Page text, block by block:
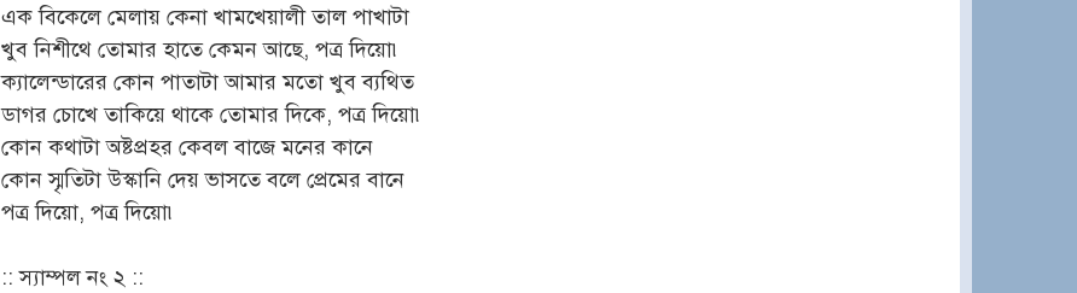
এক বিকেলে মেলায় কেনা খামখেয়ালী তাল পাখাটা
খুব নিশীথে তোমার হাতে কেমন আছে, পত্র দিয়ো৷
ক্যালেন্ডারের কোন পাতাটা আমার মতো খুব ব্যথিত
ডাগর চোখে তাকিয়ে থাকে তোমার দিকে, পত্র দিয়ো৷
কোন কথাটা অষ্টপ্রহর কেবল বাজে মনের কানে
কোন স্মৃতিটা উস্কানি দেয় ভাসতে বলে প্রেমের বানে
পত্র দিয়ো, পত্র দিয়ো৷
:: স্যাম্পল নং ২ ::